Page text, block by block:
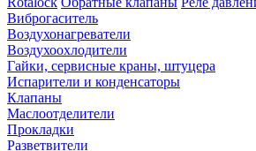
Виброгаситель
Воздухонагреватели
Воздухоохлодители
Гайки, сервисные краны, штуцера
Испарители и конденсаторы
Клапаны
Маслоотделители
Прокладки
Разветвители